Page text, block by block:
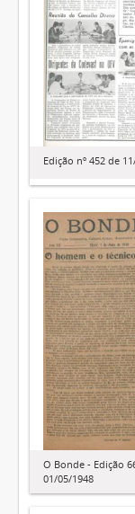
Edição nº 452 de
O Bonde - Edição
01/05/1948